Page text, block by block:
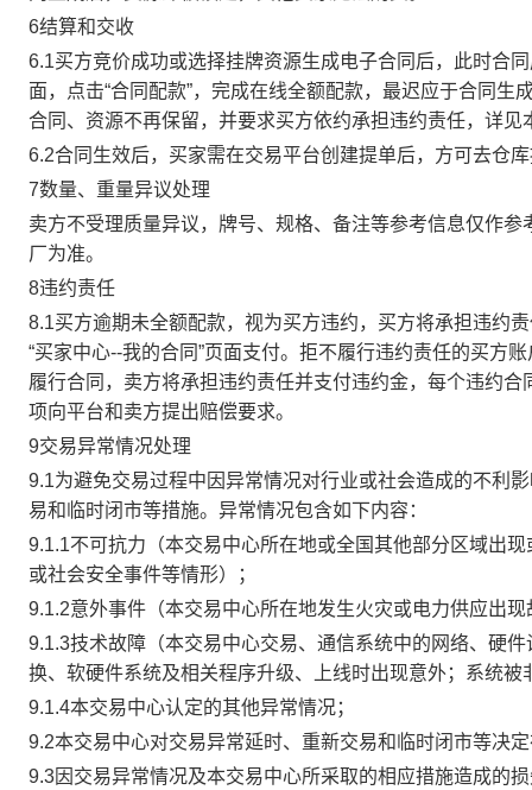
6结算和交收
6.1买方竞价成功或选择挂牌资源生成电子合同后，此时合
面，点击“合同配款”，完成在线全额配款，最迟应于合同
合同、资源不再保留，并要求买方依约承担违约责任，详见
6.2合同生效后，买家需在交易平台创建提单后，方可去仓
7数量、重量异议处理
卖方不受理质量异议，牌号、规格、备注等参考信息仅作
厂为准。
8违约责任
8.1买方逾期未全额配款，视为买方违约，买方将承担违约
“买家中心--我的合同”页面支付。拒不履行违约责任的买方
履行合同，卖方将承担违约责任并支付违约金，每个违约
项向平台和卖方提出赔偿要求。
9交易异常情况处理
9.1为避免交易过程中因异常情况对行业或社会造成的不利
易和临时闭市等措施。异常情况包含如下内容：
9.1.1不可抗力（本交易中心所在地或全国其他部分区域出
或社会安全事件等情形）；
9.1.2意外事件（本交易中心所在地发生火灾或电力供应出
9.1.3技术故障（本交易中心交易、通信系统中的网络、硬
换、软硬件系统及相关程序升级、上线时出现意外；系统
9.1.4本交易中心认定的其他异常情况；
9.2本交易中心对交易异常延时、重新交易和临时闭市等决
9.3因交易异常情况及本交易中心所采取的相应措施造成的